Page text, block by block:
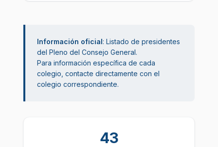
Información oficial: Listado de presidentes
del Pleno del Consejo General.
Para información específica de cada
colegio, contacte directamente con el
colegio correspondiente.
43